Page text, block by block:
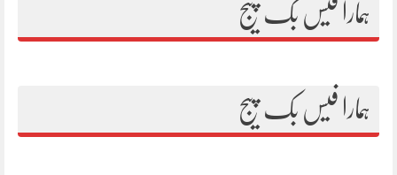
ہمارا فیس بک پیج
ہمارا فیس بک پیج